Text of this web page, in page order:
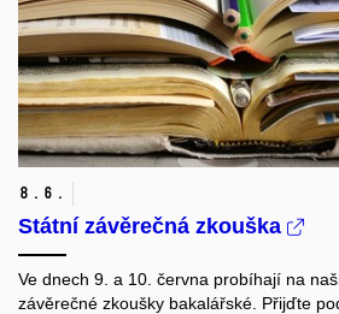
8. 6.
Státní závěrečná zkouška
Ve dnech 9. a 10. června probíhají na
závěrečné zkoušky bakalářské. Přijďte